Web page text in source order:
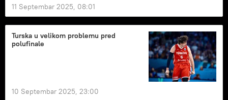
11 Septembar 2025, 08:01
Turska u velikom problemu pred
polufinale
10 Septembar 2025, 23:00